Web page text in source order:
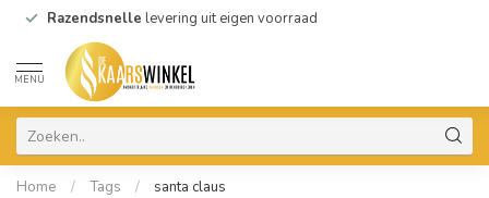
Razendsnelle levering uit eigen voorraad
MENU
Home / Tags / santa claus